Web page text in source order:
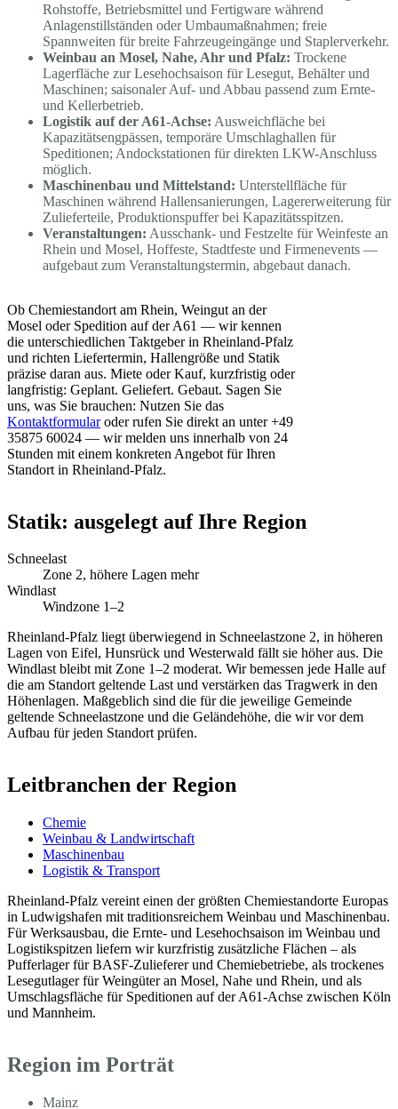
Rohstoffe, Betriebsmittel und Fertigware während
Anlagenstillständen oder Umbaumaßnahmen; freie
Spannweiten für breite Fahrzeugeingänge und Staplerverkehr.
Weinbau an Mosel, Nahe, Ahr und Pfalz: Trockene
Lagerfläche zur Lesehochsaison für Lesegut, Behälter und
Maschinen; saisonaler Auf- und Abbau passend zum Ernte-
und Kellerbetrieb.
Logistik auf der A61-Achse: Ausweichfläche bei
Kapazitätsengpässen, temporäre Umschlaghallen für
Speditionen; Andockstationen für direkten LKW-Anschluss
möglich.
Maschinenbau und Mittelstand: Unterstellfläche für
Maschinen während Hallensanierungen, Lagererweiterung für
Zulieferteile, Produktionspuffer bei Kapazitätsspitzen.
Veranstaltungen: Ausschank- und Festzelte für Weinfeste an
Rhein und Mosel, Hoffeste, Stadtfeste und Firmenevents —
aufgebaut zum Veranstaltungstermin, abgebaut danach.
Ob Chemiestandort am Rhein, Weingut an der
Mosel oder Spedition auf der A61 — wir kennen
die unterschiedlichen Taktgeber in Rheinland-Pfalz
und richten Liefertermin, Hallengröße und Statik
präzise daran aus. Miete oder Kauf, kurzfristig oder
langfristig: Geplant. Geliefert. Gebaut. Sagen Sie
uns, was Sie brauchen: Nutzen Sie das
Kontaktformularoder rufen Sie direkt an unter +49
35875 60024 — wir melden uns innerhalb von 24
Stunden mit einem konkreten Angebot für Ihren
Standort in Rheinland-Pfalz.
Statik: ausgelegt auf Ihre Region
Schneelast
Zone 2, höhere Lagen mehr
Windlast
Windzone 1–2
Rheinland-Pfalz liegt überwiegend in Schneelastzone 2, in höheren
Lagen von Eifel, Hunsrück und Westerwald fällt sie höher aus. Die
Windlast bleibt mit Zone 1–2 moderat. Wir bemessen jede Halle auf
die am Standort geltende Last und verstärken das Tragwerk in den
Höhenlagen. Maßgeblich sind die für die jeweilige Gemeinde
geltende Schneelastzone und die Geländehöhe, die wir vor dem
Aufbau für jeden Standort prüfen.
Leitbranchen der Region
Chemie
Weinbau & Landwirtschaft
Maschinenbau
Logistik & Transport
Rheinland-Pfalz vereint einen der größten Chemiestandorte Europas
in Ludwigshafen mit traditionsreichem Weinbau und Maschinenbau.
Für Werksausbau, die Ernte- und Lesehochsaison im Weinbau und
Logistikspitzen liefern wir kurzfristig zusätzliche Flächen – als
Pufferlager für BASF-Zulieferer und Chemiebetriebe, als trockenes
Lesegutlager für Weingüter an Mosel, Nahe und Rhein, und als
Umschlagsfläche für Speditionen auf der A61-Achse zwischen Köln
und Mannheim.
Region im Porträt
Mainz